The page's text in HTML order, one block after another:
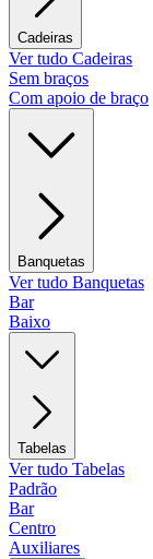
Cadeiras
Ver tudo Cadeiras
Sem braços
Com apoio de braço
Banquetas
Ver tudo Banquetas
Bar
Baixo
Tabelas
Ver tudo Tabelas
Padrão
Bar
Centro
Auxiliares